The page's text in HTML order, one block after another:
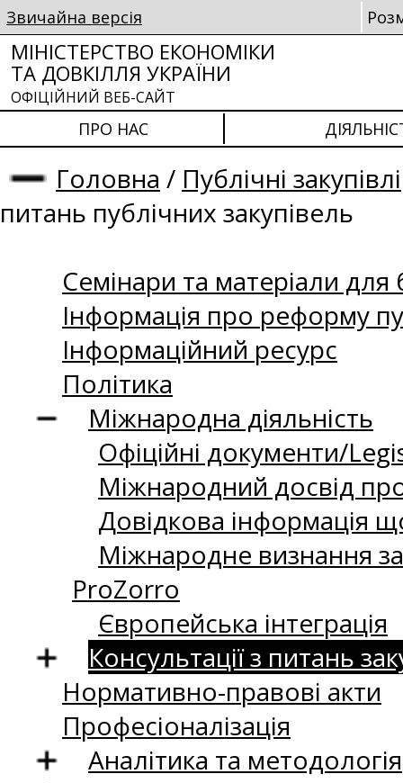
Звичайна версія
МІНІСТЕРСТВО ЕКОНОМІКИ
ТА ДОВКІЛЛЯ УКРАЇНИ
ОФІЦІЙНИЙ ВЕБ-САЙТ
ПРО НАС
Головна / Публічні закупівлі
питань публічних закупівель
Семінари та матеріали для
Інформація про реформу
Інформаційний ресурс
Політика
Міжнародна діяльність
Офіційні документи/
Міжнародний досвід
Довідкова інформація
Міжнародне визнання
ProZorro
Європейська інтеграція
Консультації з питань
Нормативно-правові акти
Професіоналізація
Аналітика та методологія